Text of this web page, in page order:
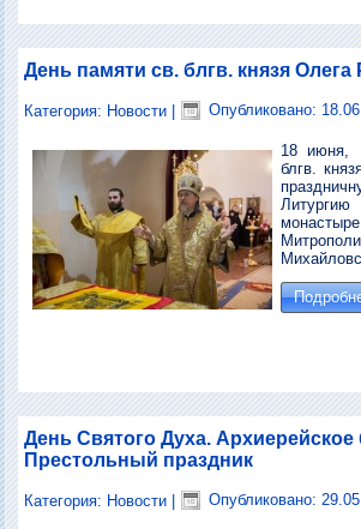
День памяти св. блгв. князя Олега
Категория: Новости | Опубликовано:
18 июня,
блгв.
День Святого Духа. Архиерейское
Престольный праздник
Категория: Новости | Опубликовано: